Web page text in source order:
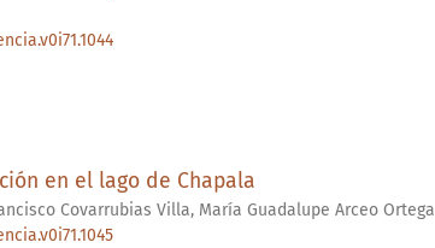
en el lago de Chapala
Covarrubias Villa, María Guadalupe Arceo Ortega